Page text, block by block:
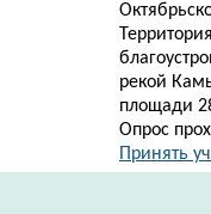
рекой
площади
Опрос
Принять